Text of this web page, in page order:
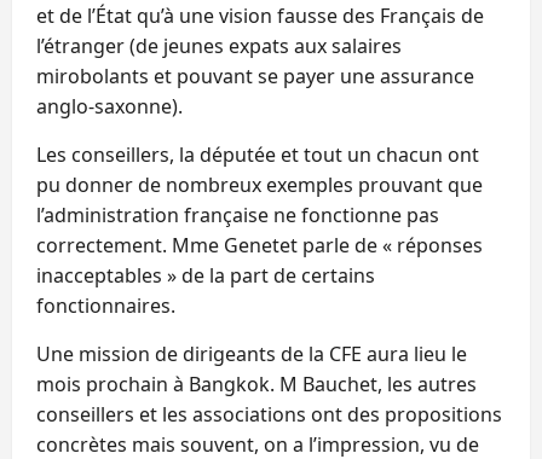
et de l’État qu’à une vision fausse des Français de
l’étranger (de jeunes expats aux salaires
mirobolants et pouvant se payer une assurance
anglo-saxonne).
Les conseillers, la députée et tout un chacun ont
pu donner de nombreux exemples prouvant que
l’administration française ne fonctionne pas
correctement. Mme Genetet parle de « réponses
inacceptables » de la part de certains
fonctionnaires.
Une mission de dirigeants de la CFE aura lieu le
mois prochain à Bangkok. M Bauchet, les autres
conseillers et les associations ont des propositions
concrètes mais souvent, on a l’impression, vu de